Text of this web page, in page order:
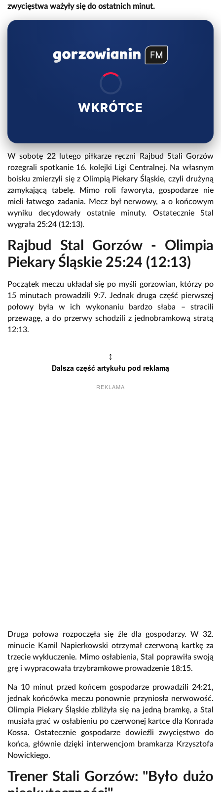
zwycięstwa ważyły się do ostatnich minut.
WKRÓTCE
W sobotę 22 lutego piłkarze ręczni Rajbud Stali Gorzów
rozegrali spotkanie 16. kolejki Ligi Centralnej. Na własnym
boisku zmierzyli się z Olimpią Piekary Śląskie, czyli drużyną
zamykającą tabelę. Mimo roli faworyta, gospodarze nie
mieli łatwego zadania. Mecz był nerwowy, a o końcowym
wyniku decydowały ostatnie minuty. Ostatecznie Stal
wygrała 25:24 (12:13).
Rajbud Stal Gorzów - Olimpia
Piekary Śląskie 25:24 (12:13)
Początek meczu układał się po myśli gorzowian, którzy po
15 minutach prowadzili 9:7. Jednak druga część pierwszej
połowy była w ich wykonaniu bardzo słaba – stracili
przewagę, a do przerwy schodzili z jednobramkową stratą
12:13.
↕
Dalsza część artykułu pod reklamą
REKLAMA
Druga połowa rozpoczęła się źle dla gospodarzy. W 32.
minucie Kamil Napierkowski otrzymał czerwoną kartkę za
trzecie wykluczenie. Mimo osłabienia, Stal poprawiła swoją
grę i wypracowała trzybramkowe prowadzenie 18:15.
Na 10 minut przed końcem gospodarze prowadzili 24:21,
jednak końcówka meczu ponownie przyniosła nerwowość.
Olimpia Piekary Śląskie zbliżyła się na jedną bramkę, a Stal
musiała grać w osłabieniu po czerwonej kartce dla Konrada
Kossa. Ostatecznie gospodarze dowieźli zwycięstwo do
końca, głównie dzięki interwencjom bramkarza Krzysztofa
Nowickiego.
Trener Stali Gorzów: "Było dużo